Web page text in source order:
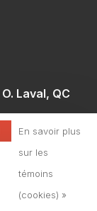
Laval, QC
En savoir plus
sur les
témoins
(cookies) »